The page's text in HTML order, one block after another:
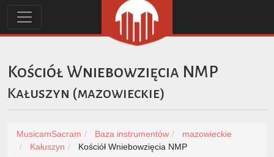
Kościół Wniebowzięcia NMP
Kałuszyn (mazowieckie)
MusicamSacram Baza instrumentów
mazowieckie
Kałuszyn
Kościół Wniebowzięcia NMP